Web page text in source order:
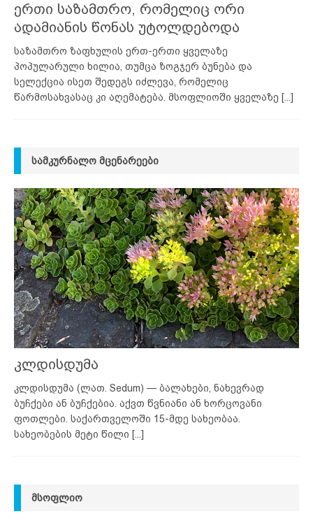
ერთი საზამთრო, რომელიც ორი
ადამიანის წონას უტოლდებოდა
საზამთრო ზაფხულის ერთ-ერთი ყველაზე
პოპულარული ხილია, თუმცა ზოგჯერ ბუნება და
სელექცია ისეთ შედეგს იძლევა, რომელიც
წარმოსახვასაც კი აღემატება. მსოფლიოში ყველაზე [...]
ᲡᲐᲛᲙᲣᲠᲜᲐᲚᲝ ᲛᲪᲔᲜᲐᲠᲔᲔᲑᲘ
კლდისდუმა
კლდისდუმა (ლათ. Sedum) — ბალახები, ნახევრად
ბუჩქები ან ბუჩქებია. აქვთ წვნიანი ან ხორცოვანი
ფოთლები. საქართველოში 15-მდე სახეობაა.
სახეობების მეტი წილი [...]
ᲛᲡᲝᲤᲚᲘᲝ